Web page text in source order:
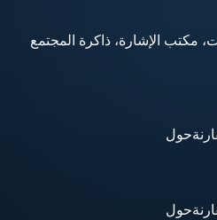
مكتب الإشارة، ذاكرة المجتمع
حول
حول